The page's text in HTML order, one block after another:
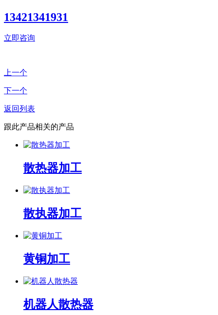
13421341931
立即咨询
上一个
下一个
返回列表
跟此产品相关的产品
散热器加工
散执器加工
黄铜加工
机器人散热器